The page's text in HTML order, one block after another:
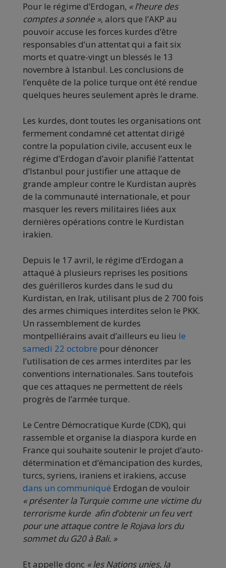
Pour le régime d’Erdogan, « l’heure des
comptes a sonnée », alors que l’AKP au
pouvoir accuse les forces kurdes d’être
responsables d’un attentat qui a fait six
morts et quatre-vingt un blessés le 13
novembre à Istanbul. Les conclusions de
l’enquête de la police turque ont été rendue
quelques heures seulement après le drame.
Les kurdes, dont toutes les organisations ont
fermement condamné cet attentat dirigé
contre la population civile, accusent eux le
régime d’Erdogan d’avoir planifié l’attentat
d’Istanbul pour justifier une attaque de
grande ampleur contre le Kurdistan auprès
de la communauté internationale, et pour
masquer les revers militaires liées aux
dernières opérations contre le Kurdistan
irakien.
Depuis le 17 avril, le régime d’Erdogan a
attaqué à plusieurs reprises les positions
des guérilleros kurdes dans le sud du
Kurdistan, en Irak, utilisant plus de 2 700 fois
des armes chimiques interdites selon le PKK.
Un rassemblement de kurdes
montpelliérains avait d’ailleurs eu lieu le
samedi 22 octobre pour dénoncer
l’utilisation de ces armes interdites par les
conventions internationales. Sans toutefois
que ces attaques ne permettent de réels
progrès de l’armée turque.
Le Centre Démocratique Kurde (CDK), qui
rassemble et organise la diaspora kurde en
France qui souhaite soutenir le projet d’auto-
détermination et d’émancipation des kurdes,
turcs, syriens, iraniens et irakiens, accuse
dans un communiqué Erdogan de vouloir
« présenter la Turquie comme une victime du
terrorisme kurde afin d’obtenir un feu vert
pour une attaque contre le Rojava lors du
sommet du G20 à Bali. »
Et appelle donc « les Nations unies, la